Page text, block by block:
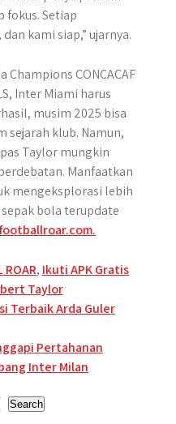
fokus. Setiap
kami siap,” ujarnya.
CONCACAF
Inter Miami harus
musim 2025 bisa
sejarah klub. Namun,
Taylor mungkin
Manfaatkan
mengeksplorasi lebih
bola terupdate
footballroar.com.
ROAR, Ikuti APK Gratis
Taylor
Terbaik Arda Guler
Pertahanan
Inter Milan
Search